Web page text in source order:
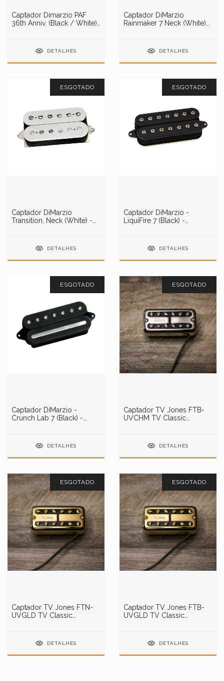
Captador Dimarzio PAF
36th Anniv. (Black / White)
DETALHES
Captador DiMarzio
Rainmaker 7 Neck (White)
DETALHES
ESGOTADO
Captador DiMarzio
Transition, Neck (White) -
DETALHES
ESGOTADO
Captador DiMarzio -
LiquiFire 7 (Black) -
DETALHES
ESGOTADO
Captador DiMarzio -
Crunch Lab 7 (Black) -
DETALHES
ESGOTADO
Captador TV Jones FTB-
UVCHM TV Classic
DETALHES
ESGOTADO
Captador TV Jones FTN-
UVGLD TV Classic
DETALHES
ESGOTADO
Captador TV Jones FTB-
UVGLD TV Classic
DETALHES